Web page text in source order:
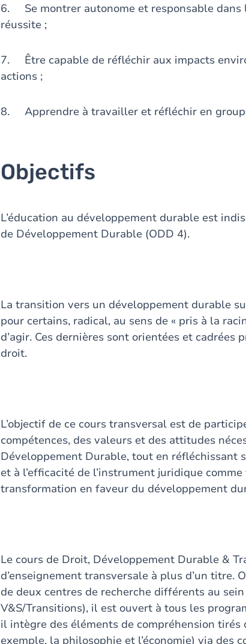
6. Se montrer autonome et responsable dans
réussite ;
7. Être capable de réfléchir aux impacts
actions ;
8. Apprendre à travailler et réfléchir en
Objectifs
L’éducation au développement durable est
de Développement Durable (ODD 4).
La transition vers un développement durable
pour certains, radical, au sens de « pris à la
d’agir. Ces dernières sont orientées et cadrées
droit.
L’objectif de ce cours transversal est de
compétences, des valeurs et des attitudes
Développement Durable, tout en réfléchissant
et à l’efficacité de l’instrument juridique
transformation en faveur du développement
Le cours de Droit, Développement Durable &
d’enseignement transversale à plus d’un titre.
de deux centres de recherche différents au
V&S/Transitions), il est ouvert à tous les
il intègre des éléments de compréhension
exemple, la philosophie et l’économie) via des